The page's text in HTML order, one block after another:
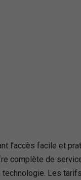
l’accès facile et
complète de
technologie. Les